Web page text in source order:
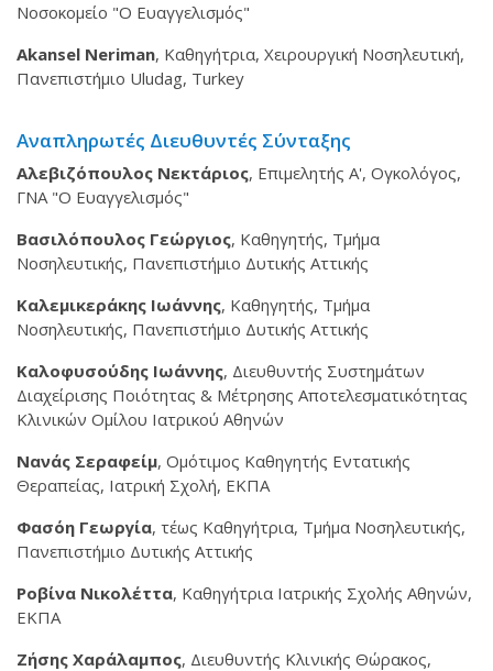
Νοσοκομείο "Ο Ευαγγελισμός"
Akansel Neriman, Καθηγήτρια, Χειρουργική Νοσηλευτική,
Πανεπιστήμιο Uludag, Turkey
Αναπληρωτές Διευθυντές Σύνταξης
Αλεβιζόπουλος Νεκτάριος, Επιμελητής Α', Ογκολόγος,
ΓΝΑ "Ο Ευαγγελισμός"
Βασιλόπουλος Γεώργιος, Καθηγητής, Τμήμα
Νοσηλευτικής, Πανεπιστήμιο Δυτικής Αττικής
Καλεμικεράκης Ιωάννης, Καθηγητής, Τμήμα
Νοσηλευτικής, Πανεπιστήμιο Δυτικής Αττικής
Καλοφυσούδης Ιωάννης, Διευθυντής Συστημάτων
Διαχείρισης Ποιότητας & Μέτρησης Αποτελεσματικότητας
Κλινικών Ομίλου Ιατρικού Αθηνών
Νανάς Σεραφείμ, Ομότιμος Καθηγητής Εντατικής
Θεραπείας, Ιατρική Σχολή, ΕΚΠΑ
Φασόη Γεωργία, τέως Καθηγήτρια, Τμήμα Νοσηλευτικής,
Πανεπιστήμιο Δυτικής Αττικής
Ροβίνα Νικολέττα, Καθηγήτρια Ιατρικής Σχολής Αθηνών,
ΕΚΠΑ
Ζήσης Χαράλαμπος, Διευθυντής Κλινικής Θώρακος,